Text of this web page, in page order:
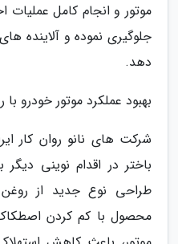
موتور و انجام کامل عملیات
جلوگیری نموده و
دهد.
بهبود عملکرد موتور خودرو
شرکت های نانو روان کار
باختر در اقدام نوینی
طراحی نوع جدید از روغن
محصول با کم کردن